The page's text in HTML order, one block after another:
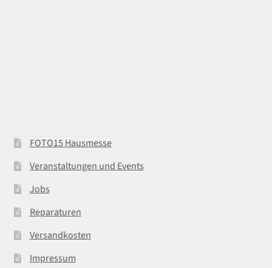
FOTO15 Hausmesse
Veranstaltungen und Events
Jobs
Reparaturen
Versandkosten
Impressum